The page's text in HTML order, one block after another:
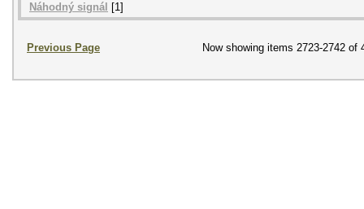
Náhodný signál
[1]
Previous Page Now showing items 2723-2742 of